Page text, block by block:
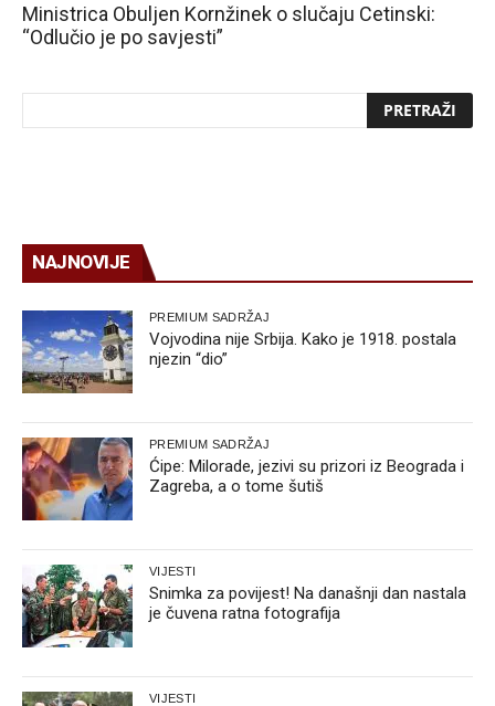
Ministrica Obuljen Kornžinek o slučaju Cetinski:
“Odlučio je po savjesti”
NAJNOVIJE
PREMIUM SADRŽAJ
Vojvodina nije Srbija. Kako je 1918. postala
njezin “dio”
PREMIUM SADRŽAJ
Ćipe: Milorade, jezivi su prizori iz Beograda i
Zagreba, a o tome šutiš
VIJESTI
Snimka za povijest! Na današnji dan nastala
je čuvena ratna fotografija
VIJESTI